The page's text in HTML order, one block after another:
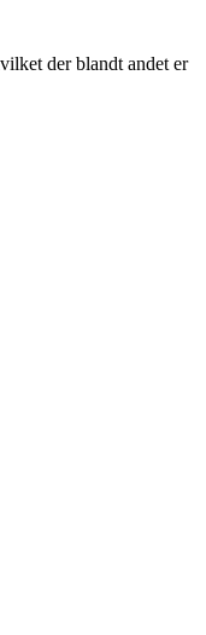
der blandt andet er